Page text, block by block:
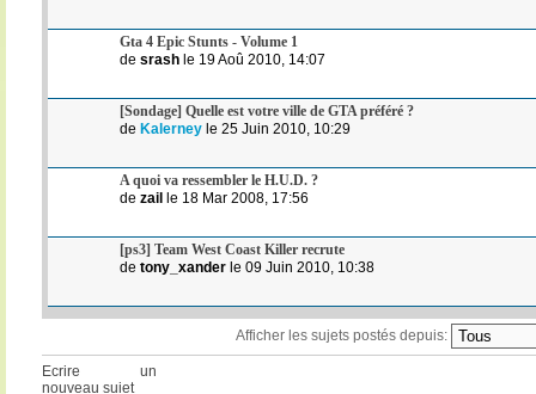
Gta 4 Epic Stunts - Volume 1
de srashle 19 Aoû 2010, 14:07
[Sondage] Quelle est votre ville de GTA préféré ?
de Kalerneyle 25 Juin 2010, 10:29
A quoi va ressembler le H.U.D. ?
de zaille 18 Mar 2008, 17:56
[ps3] Team West Coast Killer recrute
de tony_xanderle 09 Juin 2010, 10:38
Afficher les sujets postés depuis:
Ecrire un
nouveau sujet